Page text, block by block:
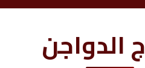
الدواجن